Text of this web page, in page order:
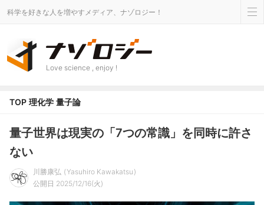
科学を好きな人を増やすメディア、ナゾロジー！
Love science , enjoy !
TOP 理化学 量子論
量子世界は現実の「7つの常識」を同時に許さ
ない
川勝康弘
Yasuhiro Kawakatsu
公開日 2025/12/16(火)